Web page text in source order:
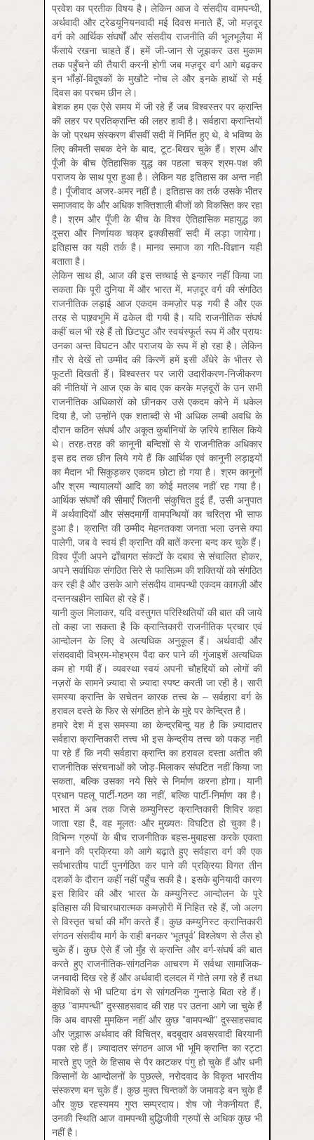
प्रवेश का प्रतीक विषय है। लेकिन आज वे संसदीय वामपन्थी,
अर्थवादी और ट्रेडयूनियनवादी मई दिवस मनाते हैं, जो मज़दूर
वर्ग को आर्थिक संघर्षों और संसदीय राजनीति की भूलभूलैया में
फँसाये रखना चाहते हैं। हमें जी-जान से जूझकर उस मुकाम
तक पहुँचने की तैयारी करनी होगी जब मज़दूर वर्ग आगे बढ़कर
इन भाँड़ों-विदूषकों के मुखौटे नोच ले और इनके हाथों से मई
दिवस का परचम छीन ले।
बेशक हम एक ऐसे समय में जी रहे हैं जब विश्वस्तर पर क्रान्ति
की लहर पर प्रतिक्रान्ति की लहर हावी है। सर्वहारा क्रान्तियों
के जो प्रथम संस्करण बीसवीं सदी में निर्मित हुए थे, वे भविष्य के
लिए कीमती सबक देने के बाद, टूट-बिखर चुके हैं। श्रम और
पूँजी के बीच ऐतिहासिक युद्ध का पहला चक्र श्रम-पक्ष की
पराजय के साथ पूरा हुआ है। लेकिन यह इतिहास का अन्त नहीं
है। पूँजीवाद अजर-अमर नहीं है। इतिहास का तर्क उसके भीतर
समाजवाद के और अधिक शक्तिशाली बीजों को विकसित कर रहा
है। श्रम और पूँजी के बीच के विश्व ऐतिहासिक महायुद्ध का
दूसरा और निर्णायक चक्र इक्कीसवीं सदी में लड़ा जायेगा।
इतिहास का यही तर्क है। मानव समाज का गति-विज्ञान यही
बताता है।
लेकिन साथ ही, आज की इस सच्चाई से इन्कार नहीं किया जा
सकता कि पूरी दुनिया में और भारत में, मज़दूर वर्ग की संगठित
राजनीतिक लड़ाई आज एकदम कमज़ोर पड़ गयी है और एक
तरह से पाश्र्वभूमि में ढकेल दी गयी है। यदि राजनीतिक संघर्ष
कहीं चल भी रहे हैं तो छिटपुट और स्वयंस्फूर्त रूप में और प्रायः
उनका अन्त विघटन और पराजय के रूप में हो रहा है। लेकिन
ग़ौर से देखें तो उम्मीद की किरणें हमें इसी अँधेरे के भीतर से
फूटती दिखती हैं। विश्वस्तर पर जारी उदारीकरण-निजीकरण
की नीतियों ने आज एक के बाद एक करके मज़दूरों के उन सभी
राजनीतिक अधिकारों को छीनकर उसे एकदम कोने में धकेल
दिया है, जो उन्होंने एक शताब्दी से भी अधिक लम्बी अवधि के
दौरान कठिन संघर्ष और अकूत कुर्बानियों के ज़रिये हासिल किये
थे। तरह-तरह की कानूनी बन्दिशों से ये राजनीतिक अधिकार
इस हद तक छीन लिये गये हैं कि आर्थिक एवं कानूनी लड़ाइयों
का मैदान भी सिकुड़कर एकदम छोटा हो गया है। श्रम कानूनों
और श्रम न्यायालयों आदि का कोई मतलब नहीं रह गया है।
आर्थिक संघर्षों की सीमाएँ जितनी संकुचित हुई हैं, उसी अनुपात
में अर्थवादियों और संसदमार्गी वामपन्थियों का चरित्रा भी साफ
हुआ है। क्रान्ति की उम्मीद मेहनतकश जनता भला उनसे क्या
पालेगी, जब वे स्वयं ही क्रान्ति की बातें करना बन्द कर चुके हैं।
विश्व पूँजी अपने ढाँचागत संकटों के दबाव से संचालित होकर,
अपने सर्वाधिक संगठित सिरे से फासिज़्म की शक्तियों को संगठित
कर रही है और उसके आगे संसदीय वामपन्थी एकदम काग़ज़ी और
दन्तनखहीन साबित हो रहे हैं।
यानी कुल मिलाकर, यदि वस्तुगत परिस्थितियों की बात की जाये
तो कहा जा सकता है कि क्रान्तिकारी राजनीतिक प्रचार एवं
आन्दोलन के लिए वे अत्यधिक अनुकूल हैं। अर्थवादी और
संसदवादी विभ्रम-मोहभ्रम पैदा कर पाने की गुंजाइशें अत्यधिक
कम हो गयी हैं। व्यवस्था स्वयं अपनी चौहद्दियों को लोगों की
नज़रों के सामने ज़्यादा से ज़्यादा स्पष्ट करती जा रही है। सारी
समस्या क्रान्ति के सचेतन कारक तत्त्व के – सर्वहारा वर्ग के
हरावल दस्ते के फिर से संगठित होने के मुद्दे पर केन्द्रित है।
हमारे देश में इस समस्या का केन्द्रबिन्दु यह है कि ज़्यादातर
सर्वहारा क्रान्तिकारी तत्त्व भी इस केन्द्रीय तत्त्व को पकड़ नहीं
पा रहे हैं कि नयी सर्वहारा क्रान्ति का हरावल दस्ता अतीत की
राजनीतिक संरचनाओं को जोड़-मिलाकर संघटित नहीं किया जा
सकता, बल्कि उसका नये सिरे से निर्माण करना होगा। यानी
प्रधान पहलू पार्टी-गठन का नहीं, बल्कि पार्टी-निर्माण का है।
भारत में अब तक जिसे कम्युनिस्ट क्रान्तिकारी शिविर कहा
जाता रहा है, वह मूलतः और मुख्यतः विघटित हो चुका है।
विभिन्न ग्रुपों के बीच राजनीतिक बहस-मुबाहसा करके एकता
बनाने की प्रक्रिया को आगे बढ़ाते हुए सर्वहारा वर्ग की एक
सर्वभारतीय पार्टी पुनर्गठित कर पाने की प्रक्रिया विगत तीन
दशकों के दौरान कहीं नहीं पहुँच सकी है। इसके बुनियादी कारण
इस शिविर की और भारत के कम्युनिस्ट आन्दोलन के पूरे
इतिहास की विचारधारात्मक कमज़ोरी में निहित रहे हैं, जो अलग
से विस्तृत चर्चा की माँग करते हैं। कुछ कम्युनिस्ट क्रान्तिकारी
संगठन संसदीय मार्ग के राही बनकर ‘भूतपूर्व’ विश्लेषण से लैस हो
चुके हैं। कुछ ऐसे हैं जो मुँह से क्रान्ति और वर्ग-संघर्ष की बात
करते हुए राजनीतिक-सांगठनिक आचरण में सर्वथा सामाजिक-
जनवादी दिख रहे हैं और अर्थवादी दलदल में गोते लगा रहे हैं तथा
मेंशेविकों से भी घटिया ढंग से सांगठनिक गुन्ताड़े बिठा रहे हैं।
कुछ ”वामपन्थी” दुस्साहसवाद की राह पर उतना आगे जा चुके हैं
कि अब वापसी मुमकिन नहीं और कुछ ”वामपन्थी” दुस्साहसवाद
और जुझारू अर्थवाद की विचित्र, बदबूदार अवसरवादी बिरयानी
पका रहे हैं। ज़्यादातर संगठन आज भी भूमि क्रान्ति का रट्टा
मारते हुए जूते के हिसाब से पैर काटकर पंगु हो चुके हैं और धनी
किसानों के आन्दोलनों के पुछल्ले, नरोदवाद के विकृत भारतीय
संस्करण बन चुके हैं। कुछ मुक्त चिन्तकों के जमावड़े बन चुके हैं
और कुछ रहस्यमय गुप्त सम्प्रदाय। शेष जो नेकनीयत हैं,
उनकी स्थिति आज वामपन्थी बुद्धिजीवी ग्रुपों से अधिक कुछ भी
नहीं है।